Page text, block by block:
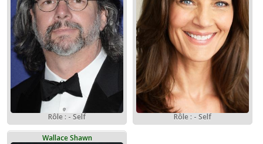
Rôle : - Self Rôle : - Self
Wallace Shawn